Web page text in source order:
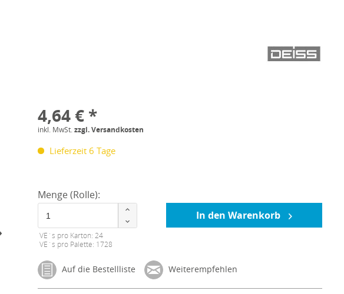
4,64 € *
inkl. MwSt.zzgl. Versandkosten
Lieferzeit 6 Tage
Menge (Rolle):
VE´s pro Karton: 24
VE´s pro Palette: 1728
In den Warenkorb
Auf die Bestellliste Weiterempfehlen